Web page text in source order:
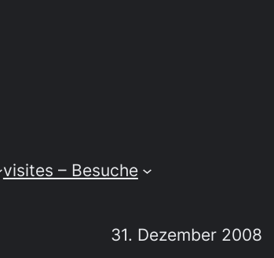
visites – Besuche
31. Dezember 2008